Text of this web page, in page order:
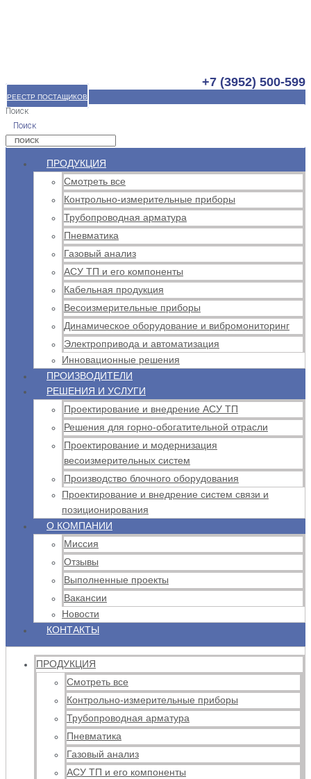
+7 (3952) 500-599
РЕЕСТР ПОСТАЩИКОВ
Поиск
Поиск
ПРОДУКЦИЯ
Смотреть все
Контрольно-измерительные приборы
Трубопроводная арматура
Пневматика
Газовый анализ
АСУ ТП и его компоненты
Кабельная продукция
Весоизмерительные приборы
Динамическое оборудование и вибромониторинг
Электропривода и автоматизация
Инновационные решения
ПРОИЗВОДИТЕЛИ
РЕШЕНИЯ И УСЛУГИ
Проектирование и внедрение АСУ ТП
Решения для горно-обогатительной отрасли
Проектирование и модернизация
весоизмерительных систем
Производство блочного оборудования
Проектирование и внедрение систем связи и
позиционирования
О КОМПАНИИ
Миссия
Отзывы
Выполненные проекты
Вакансии
Новости
КОНТАКТЫ
ПРОДУКЦИЯ
Смотреть все
Контрольно-измерительные приборы
Трубопроводная арматура
Пневматика
Газовый анализ
АСУ ТП и его компоненты